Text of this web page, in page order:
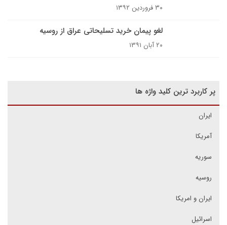
۳۰ فروردین ۱۳۹۲
لغو پیمان خرید تسلیحاتی عراق از روسیه
۲۰ آبان ۱۳۹۱
پر کاربرد ترین کلید واژه ها
ایران
آمریکا
سوریه
روسیه
ایران و امریکا
اسرائیل